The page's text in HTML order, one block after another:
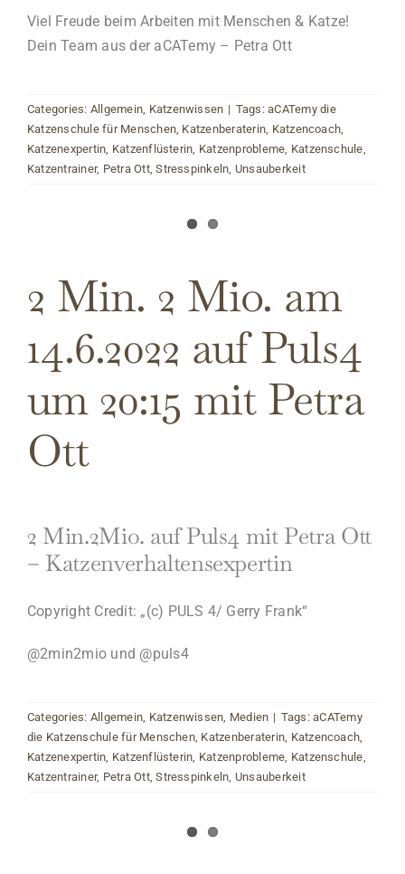
Viel Freude beim Arbeiten mit Menschen & Katze!
Dein Team aus der aCATemy – Petra Ott
Categories: Allgemein Katzenwissen | Tags:aCATemy die
Katzenschule für Menschen Katzenberaterin Katzencoach
Katzenexpertin Katzenflüsterin Katzenprobleme Katzenschule
Katzentrainer, Petra Ott,Stresspinkeln Unsauberkeit
2 Min. 2 Mio. am
14.6.2022 auf Puls4
um 20:15 mit Petra
Ott
2 Min.2Mio. auf Puls4 mit Petra Ott
– Katzenverhaltensexpertin
Copyright Credit: „(c) PULS 4/ Gerry Frank“
@2min2mio und @puls4
Categories: Allgemein Katzenwissen Medien | Tags:aCATemy
die Katzenschule für Menschen, Katzenberaterin Katzencoach
Katzenexpertin Katzenflüsterin Katzenprobleme Katzenschule
Katzentrainer, Petra Ott,Stresspinkeln Unsauberkeit